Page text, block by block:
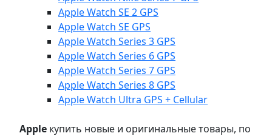
Apple Watch SE 2 GPS
Apple Watch SE GPS
Apple Watch Series 3 GPS
Apple Watch Series 6 GPS
Apple Watch Series 7 GPS
Apple Watch Series 8 GPS
Apple Watch Ultra GPS + Cellular
Apple купить новые и оригинальные товары, по